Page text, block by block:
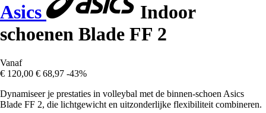
Asics
Indoor
schoenen Blade FF 2
Vanaf
€ 120,00 € 68,97 -43%
Dynamiseer je prestaties in volleybal met de binnen-schoen Asics
Blade FF 2, die lichtgewicht en uitzonderlijke flexibiliteit combineren.